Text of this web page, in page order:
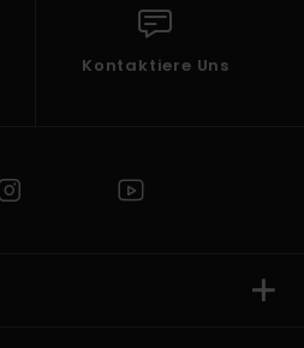
Kontaktiere Uns